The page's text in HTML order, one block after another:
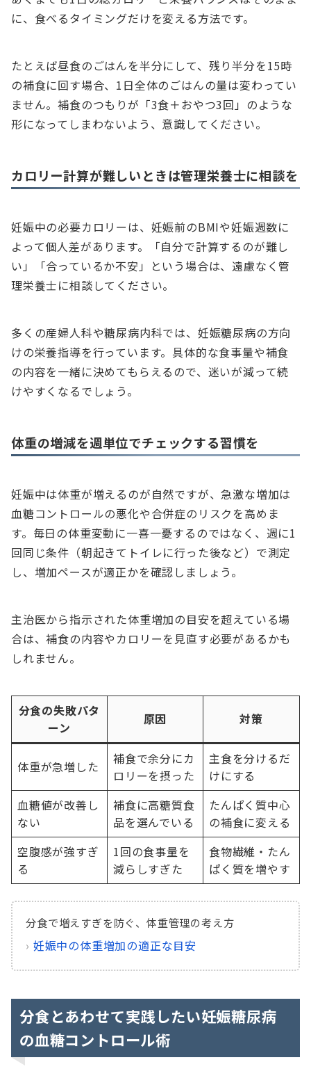
に、食べるタイミングだけを変える方法です。
たとえば昼食のごはんを半分にして、残り半分を15時
の補食に回す場合、1日全体のごはんの量は変わってい
ません。補食のつもりが「3食＋おやつ3回」のような
形になってしまわないよう、意識してください。
カロリー計算が難しいときは管理栄養士に相談を
妊娠中の必要カロリーは、妊娠前のBMIや妊娠週数に
よって個人差があります。「自分で計算するのが難し
い」「合っているか不安」という場合は、遠慮なく管
理栄養士に相談してください。
多くの産婦人科や糖尿病内科では、妊娠糖尿病の方向
けの栄養指導を行っています。具体的な食事量や補食
の内容を一緒に決めてもらえるので、迷いが減って続
けやすくなるでしょう。
体重の増減を週単位でチェックする習慣を
妊娠中は体重が増えるのが自然ですが、急激な増加は
血糖コントロールの悪化や合併症のリスクを高めま
す。毎日の体重変動に一喜一憂するのではなく、週に1
回同じ条件（朝起きてトイレに行った後など）で測定
し、増加ペースが適正かを確認しましょう。
主治医から指示された体重増加の目安を超えている場
合は、補食の内容やカロリーを見直す必要があるかも
しれません。
分食の失敗パタ
ーン
原因 対策
体重が急増した
補食で余分にカ
ロリーを摂った
主食を分けるだ
けにする
血糖値が改善し
ない
補食に高糖質食
品を選んでいる
たんぱく質中心
の補食に変える
空腹感が強すぎ
る
1回の食事量を
減らしすぎた
食物繊維・たん
ぱく質を増やす
分食で増えすぎを防ぐ、体重管理の考え方
› 妊娠中の体重増加の適正な目安
分食とあわせて実践したい妊娠糖尿病
の血糖コントロール術